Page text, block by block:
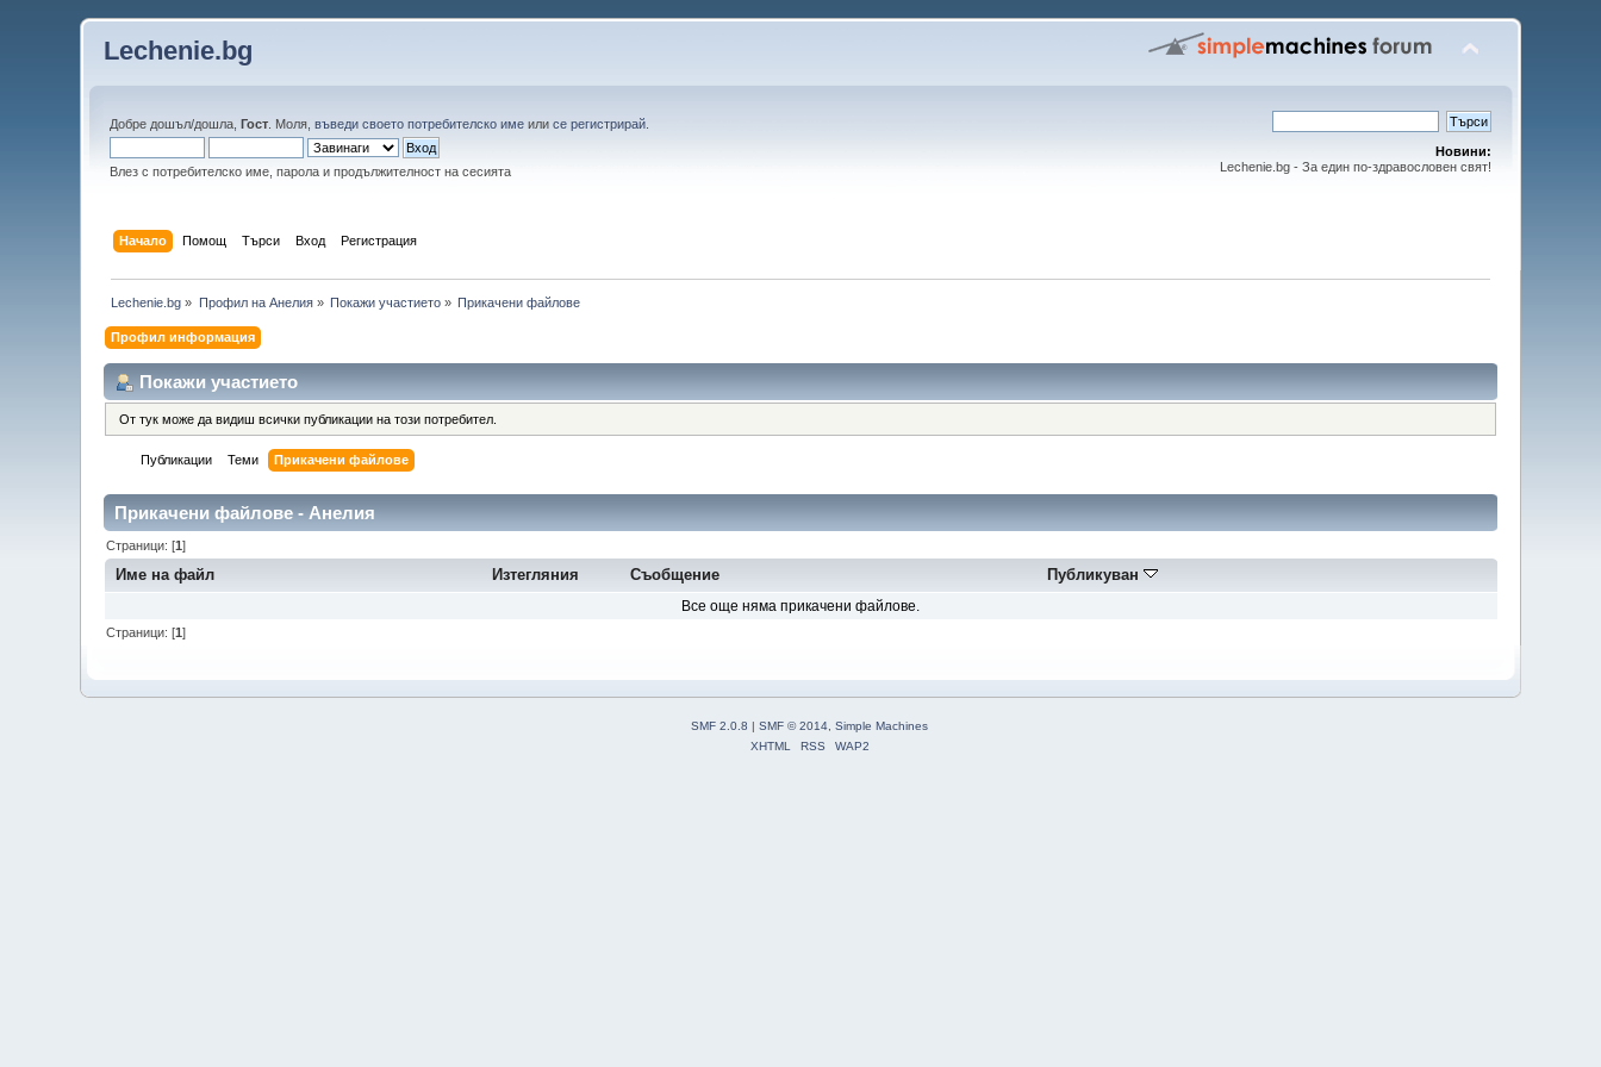
Lechenie.bg
Добре дошъл/дошла,Гост . Моля,въведи своето потребителско име илисе регистрирай
Влез с потребителско име, парола и продължителност на сесията
Новини:
Lechenie.bg - За един по-здравословен свят!
Начало Помощ Търси Вход Регистрация
Lechenie.bg » Профил на Анелия» Покажи участието » Прикачени файлове
Профил информация
Покажи участието
От тук може да видиш всички публикации на този потребител.
Публикации Теми Прикачени файлове
Прикачени файлове - Анелия
Страници: [1]
Име на файл Изтегляния Съобщение Публикуван
Все още няма прикачени файлове.
Страници: [1]
SMF 2.0.8 | SMF © 2014 Simple Machines
XHTML
RSS WAP2